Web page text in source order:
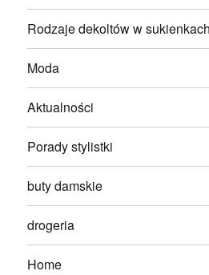
Rodzaje dekoltów w sukienkach
Moda
Aktualności
Porady stylistki
buty damskie
drogeria
Home